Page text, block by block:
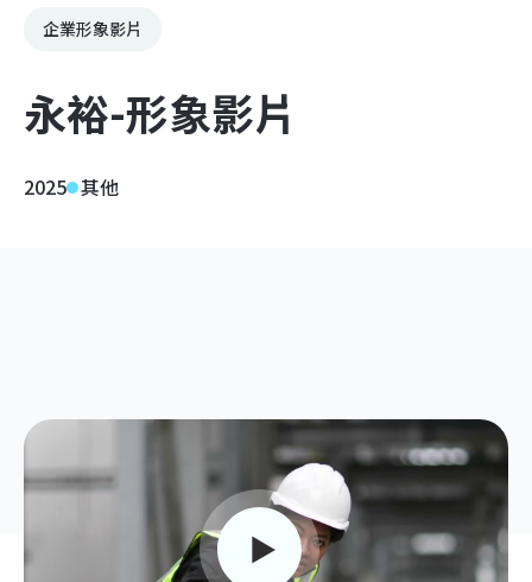
企業形象影片
永裕-形象影片
2025 其他